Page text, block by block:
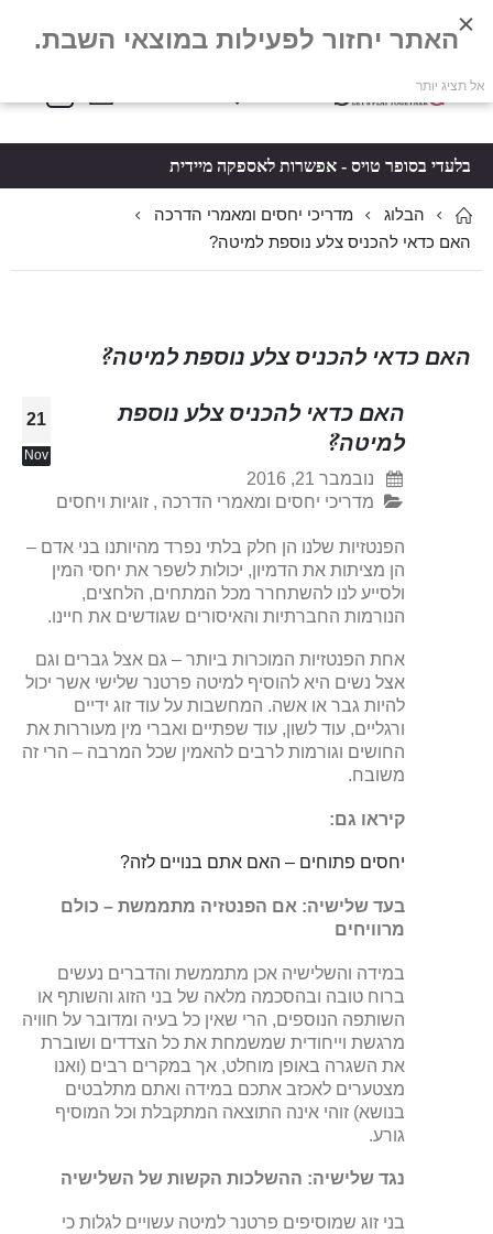
Toggle
סל קניות
בלעדי בסופר טויס - אפשרות לאספקה מיידית
הבלוג
מדריכי יחסים ומאמרי הדרכה
האם כדאי להכניס צלע נוספת למיטה?
האם כדאי להכניס צלע נוספת למיטה?
21
Nov
האם כדאי להכניס צלע נוספת
למיטה?
נובמבר 21, 2016
מדריכי יחסים ומאמרי הדרכה ,זוגיות ויחסים
הפנטזיות שלנו הן חלק בלתי נפרד מהיותנו בני אדם –
הן מציתות את הדמיון, יכולות לשפר את יחסי המין
ולסייע לנו להשתחרר מכל המתחים, הלחצים,
הנורמות החברתיות והאיסורים שגודשים את חיינו.
אחת הפנטזיות המוכרות ביותר – גם אצל גברים וגם
אצל נשים היא להוסיף למיטה פרטנר שלישי אשר יכול
להיות גבר או אשה. המחשבות על עוד זוג ידיים
ורגליים, עוד לשון, עוד שפתיים ואברי מין מעוררות את
החושים וגורמות לרבים להאמין שכל המרבה – הרי זה
משובח.
קיראו גם:
יחסים פתוחים – האם אתם בנויים לזה?
בעד שלישיה: אם הפנטזיה מתממשת – כולם
מרוויחים
במידה והשלישיה אכן מתממשת והדברים נעשים
ברוח טובה ובהסכמה מלאה של בני הזוג והשותף או
השותפה הנוספים, הרי שאין כל בעיה ומדובר על חוויה
מרגשת וייחודית שמשמחת את כל הצדדים ושוברת
את השגרה באופן מוחלט, אך במקרים רבים (ואנו
מצטערים לאכזב אתכם במידה ואתם מתלבטים
בנושא) זוהי אינה התוצאה המתקבלת וכל המוסיף
גורע.
נגד שלישיה: ההשלכות הקשות של השלישיה
בני זוג שמוסיפים פרטנר למיטה עשויים לגלות כי
האתר יחזור לפעילות במוצאי השבת.
אל תציג יותר